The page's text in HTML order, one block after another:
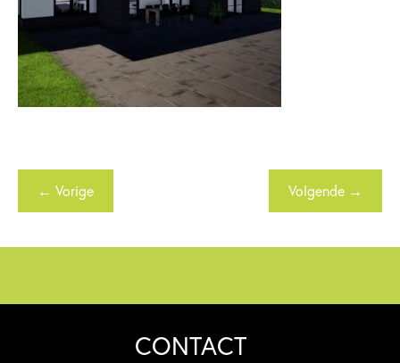
← Vorige Volgende →
CONTACT